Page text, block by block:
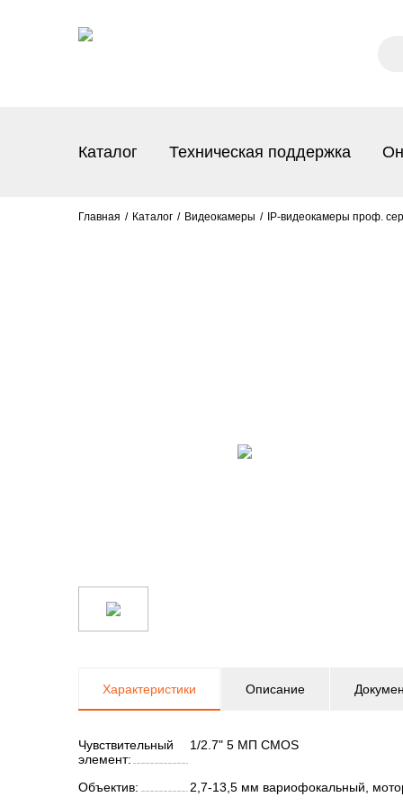
Каталог Техническая поддержка
Главная Каталог Видеокамеры IP-видеокамеры проф.
Характеристики Описание
Чувствительный
элемент:
1/2.7" 5 МП CMOS
Объектив: 2,7-13,5 мм вариофокальный,